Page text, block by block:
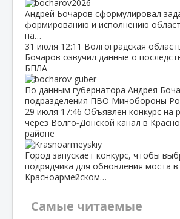
Андрей Бочаров сформулировал
формированию и исполнению
на…
31 июля 12:11 Волгоградская
Бочаров озвучил данные о
БПЛА
По данным губернатора Андрея
подразделения ПВО Минобороны
29 июля 17:46 Объявлен конкурс на
через Волго‑Донской канал в
районе
Город запускает конкурс, чтобы
подрядчика для обновления моста в
Красноармейском…
Самые читаемые